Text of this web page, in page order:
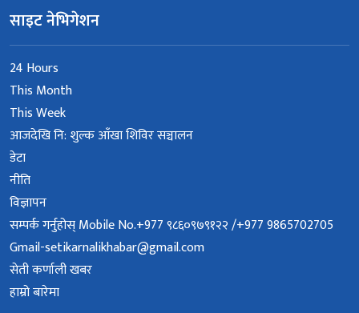
साइट नेभिगेशन
24 Hours
This Month
This Week
आजदेखि नि: शुल्क आँखा शिविर सञ्चालन
डेटा
नीति
विज्ञापन
सम्पर्क गर्नुहोस् Mobile No.+977 ९८६०९७९१२२ /+977 9865702705
Gmail-setikarnalikhabar@gmail.com
सेती कर्णाली खबर
हाम्रो बारेमा